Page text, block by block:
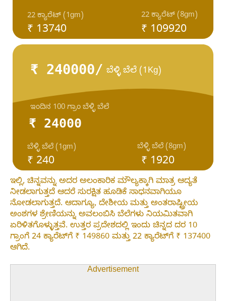
₹ 13740
22 ಕ್ಯಾರೆಟ್ (1gm) 22 ಕ್ಯಾರೆಟ್ (8gm)
₹ 109920
₹ 240000/ ಬೆಳ್ಳಿ ಬೆಲೆ (1Kg)
₹ 24000
₹ 240
ಬೆಳ್ಳಿ ಬೆಲೆ (1gm) ಬೆಳ್ಳಿ ಬೆಲೆ (8gm)
ಇಂದಿನ 100 ಗ್ರಾಂ ಬೆಳ್ಳಿ ಬೆಲೆ
₹ 1920
ಇಲ್ಲಿ, ಚಿನ್ನವನ್ನು ಅದರ ಅಲಂಕಾರಿಕ ಮೌಲ್ಯಕ್ಕಾಗಿ ಮಾತ್ರ ಆದ್ಯತೆ
ನೀಡಲಾಗುತ್ತದೆ ಆದರೆ ಸುರಕ್ಷಿತ ಹೂಡಿಕೆ ಸಾಧನವಾಗಿಯೂ
ನೋಡಲಾಗುತ್ತದೆ. ಆದಾಗ್ಯೂ, ದೇಶೀಯ ಮತ್ತು ಅಂತರಾಷ್ಟ್ರೀಯ
ಅಂಶಗಳ ಶ್ರೇಣಿಯನ್ನು ಅವಲಂಬಿಸಿ ಬೆಲೆಗಳು ನಿಯಮಿತವಾಗಿ
ಏರಿಳಿತಗೊಳ್ಳುತ್ತವೆ. ಉತ್ತರ ಪ್ರದೇಶದಲ್ಲಿ ಇಂದು ಚಿನ್ನದ ದರ 10
ಗ್ರಾಂಗೆ 24 ಕ್ಯಾರೆಟ್‌ಗೆ ₹ 149860 ಮತ್ತು 22 ಕ್ಯಾರೆಟ್‌ಗೆ ₹ 137400
ಆಗಿದೆ.
Advertisement